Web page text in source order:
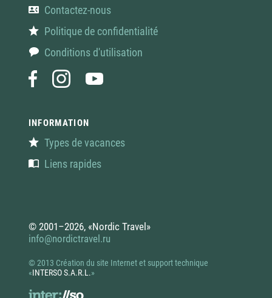
Contactez-nous
Politique de confidentialité
Conditions d'utilisation
INFORMATION
Types de vacances
Liens rapides
© 2001–2026, «Nordic Travel»
info@nordictravel.ru
© 2013 Création du site Internet et support technique
«INTERSO S.A.R.L.»